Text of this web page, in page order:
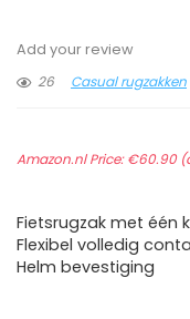
Add your review
26
Casual rugzakken
Amazon.nl Price:€60.90
Fietsrugzak met één
Flexibel volledig
Helm bevestiging